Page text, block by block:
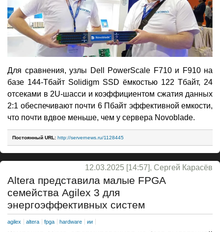
Для сравнения, узлы Dell PowerScale F710 и F910 на
базе 144-Тбайт Solidigm SSD ёмкостью 122 Тбайт, 24
отсеками в 2U-шасси и коэффициентом сжатия данных
2:1 обеспечивают почти 6 Пбайт эффективной емкости,
что почти вдвое меньше, чем у сервера Novoblade.
Постоянный URL: http://servernews.ru/1128445
12.03.2025 [14:57], Сергей Карасёв
Altera представила малые FPGA
семейства Agilex 3 для
энергоэффективных систем
agilex altera fpga hardware ии